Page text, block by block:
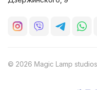
© 2026 Magic Lamp